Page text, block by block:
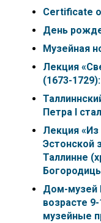
Certificate
День
Музейная
Лекция
(1673-
Петра I
Лекция «Из
Эстонской
Таллинне
Дом-музей
возрасте
музейные